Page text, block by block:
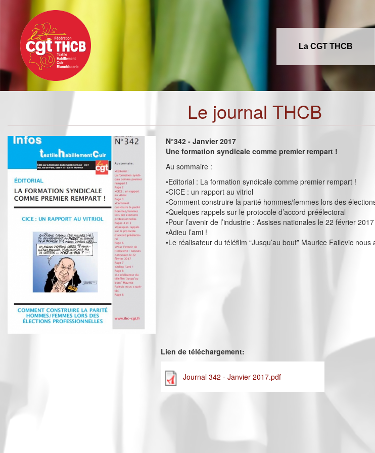
contenu
principal
La CGT THCB
Le journal THCB
N°342 - Janvier 2017
Une formation syndicale comme premier rempart !
Au sommaire :
•Editorial : La formation syndicale comme premier rempart !
•CICE : un rapport au vitriol
•Comment construire la parité hommes/femmes lors des
•Quelques rappels sur le protocole d’accord préélectoral
•Pour l’avenir de l’industrie : Assises nationales le 22 février 2017
•Adieu l’ami !
•Le réalisateur du téléfilm “Jusqu’au bout” Maurice Failevic nous
Lien de téléchargement:
Journal 342 - Janvier 2017.pdf